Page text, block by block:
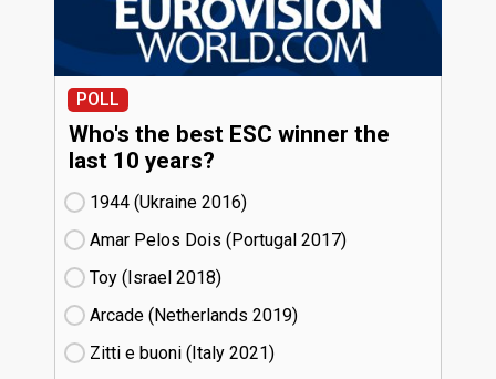
POLL
Who's the best ESC winner the
last 10 years?
1944 (Ukraine
16)
Amar Pelos Dois (Portugal
17)
Toy (Israel
18)
Arcade (Netherlands
19)
Zitti e buoni​ (Italy
21)